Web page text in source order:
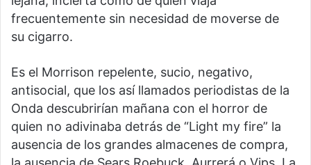
frecuentemente sin necesidad de moverse de
su cigarro.
Es el Morrison repelente, sucio, negativo,
antisocial, que los así llamados periodistas de la
Onda descubrirían mañana con el horror de
quien no adivinaba detrás de “Light my fire” la
ausencia de los grandes almacenes de compra,